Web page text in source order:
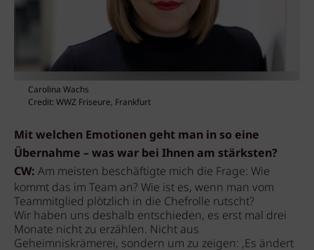
Carolina Wachs
Credit: WWZ Friseure, Frankfurt
Mit welchen Emotionen geht man in so eine
Übernahme – was war bei Ihnen am stärksten?
CW: Am meisten beschäftigte mich die Frage: Wie
kommt das im Team an? Wie ist es, wenn man vom
Teammitglied plötzlich in die Chefrolle rutscht?
Wir haben uns deshalb entschieden, es erst mal drei
Monate nicht zu erzählen. Nicht aus
Geheimniskrämerei, sondern um zu zeigen: ‚Es ändert